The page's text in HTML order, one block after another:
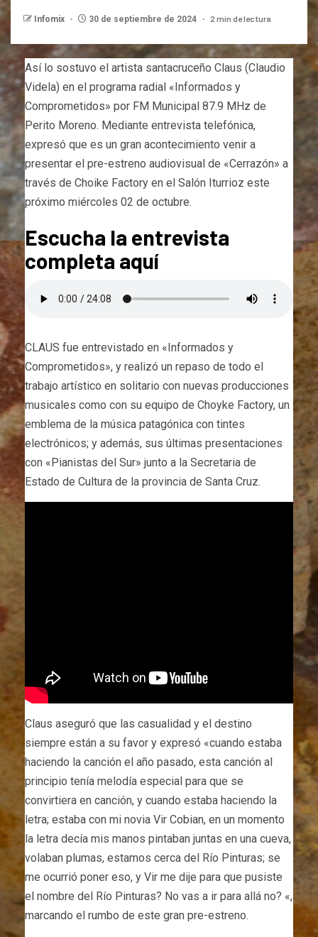
Infomix 30 de septiembre de 2024 2 min de lectura
Así lo sostuvo el artista santacruceño Claus (Claudio
Videla) en el programa radial «Informados y
Comprometidos» por FM Municipal 87.9 MHz de
Perito Moreno. Mediante entrevista telefónica,
expresó que es un gran acontecimiento venir a
presentar el pre-estreno audiovisual de «Cerrazón» a
través de Choike Factory en el Salón Iturrioz este
próximo miércoles 02 de octubre.
Escucha la entrevista
completa aquí
CLAUS fue entrevistado en «Informados y
Comprometidos», y realizó un repaso de todo el
trabajo artístico en solitario con nuevas producciones
musicales como con su equipo de Choyke Factory, un
emblema de la música patagónica con tintes
electrónicos; y además, sus últimas presentaciones
con «Pianistas del Sur» junto a la Secretaria de
Estado de Cultura de la provincia de Santa Cruz.
Claus aseguró que las casualidad y el destino
siempre están a su favor y expresó «cuando estaba
haciendo la canción el año pasado, esta canción al
principio tenía melodía especial para que se
convirtiera en canción, y cuando estaba haciendo la
letra; estaba con mi novia Vir Cobian, en un momento
la letra decía mis manos pintaban juntas en una cueva,
volaban plumas, estamos cerca del Río Pinturas; se
me ocurrió poner eso, y Vir me dije para que pusiste
el nombre del Río Pinturas? No vas a ir para allá no? «,
marcando el rumbo de este gran pre-estreno.